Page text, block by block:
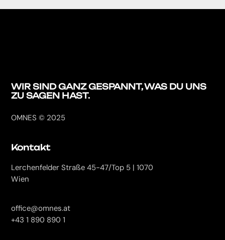
WIR SIND GANZGESPANNT, WAS DU UNS
ZU SAGEN HAST.
OMNES © 2025
Kontakt
Lerchenfelder Straße 45-47/Top 5 | 1070
Wien
office@omnes.at
+43 1 890 890 1